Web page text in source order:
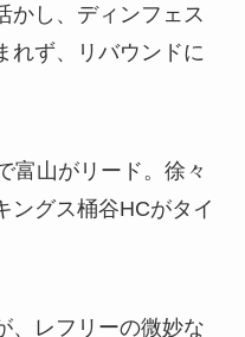
かし、ディンフェス
れず、リバウンドに
山がリード。徐々
ングス桶谷HCがタイ
、レフリーの微妙な